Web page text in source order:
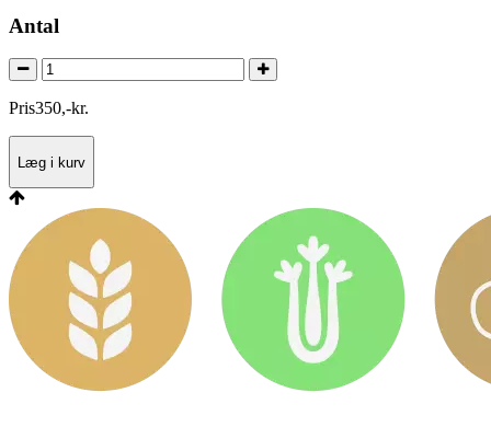
Antal
Pris350,-kr.
Læg i kurv